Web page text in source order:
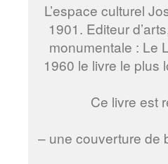
L’espace culturel
1901. Editeur
monumentale : Le
1960 le livre le plus
Ce livre est
– une couverture de